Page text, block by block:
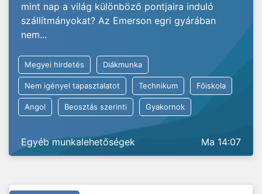
mint nap a világ különböző pontjaira induló
szállítmányokat? Az Emerson egri gyárában
nem...
Megyei hirdetés Diákmunka
Nem igényel tapasztalatot Technikum Főiskola
Angol Beosztás szerinti Gyakornok
Egyéb munkalehetőségek Ma 14:07